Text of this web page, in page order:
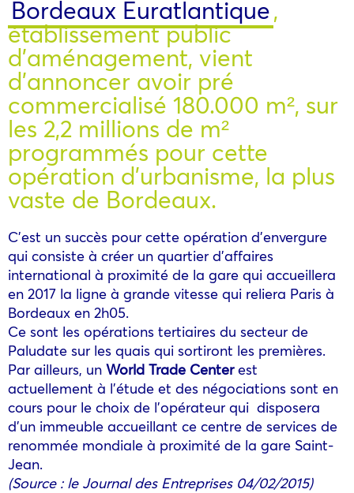
Bordeaux Euratlantique,
établissement public
d’aménagement, vient
d’annoncer avoir pré
commercialisé 180.000 m², sur
les 2,2 millions de m²
programmés pour cette
opération d’urbanisme, la plus
vaste de Bordeaux.
C’est un succès pour cette opération d’envergure
qui consiste à créer un quartier d’affaires
international à proximité de la gare qui accueillera
en 2017 la ligne à grande vitesse qui reliera Paris à
Bordeaux en 2h05.
Ce sont les opérations tertiaires du secteur de
Paludate sur les quais qui sortiront les premières.
Par ailleurs, un World Trade Centerest
actuellement à l’étude et des négociations sont en
cours pour le choix de l’opérateur qui disposera
d’un immeuble accueillant ce centre de services de
renommée mondiale à proximité de la gare Saint-
Jean.
(Source : le Journal des Entreprises 04/02/2015)